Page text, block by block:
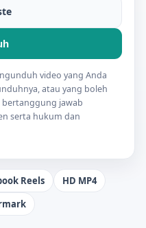
video yang Anda
atau yang boleh
bertanggung jawab
serta hukum dan
Reels
HD MP4